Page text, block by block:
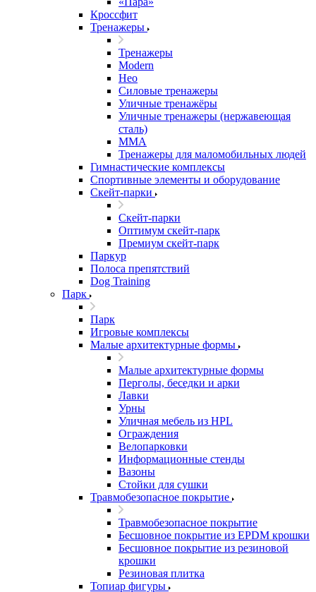
Кроссфит
Тренажеры
Тренажеры
Modern
Нео
Силовые тренажеры
Уличные тренажёры
Уличные тренажеры (нержавеющая
сталь)
ММА
Тренажеры для маломобильных людей
Гимнастические комплексы
Спортивные элементы и оборудование
Скейт-парки
Скейт-парки
Оптимум скейт-парк
Премиум скейт-парк
Паркур
Полоса препятствий
Dog Training
Парк
Парк
Игровые комплексы
Малые архитектурные формы
Малые архитектурные формы
Перголы, беседки и арки
Лавки
Урны
Уличная мебель из HPL
Ограждения
Велопарковки
Информационные стенды
Вазоны
Стойки для сушки
Травмобезопасное покрытие
Травмобезопасное покрытие
Бесшовное покрытие из EPDM крошки
Бесшовное покрытие из резиновой
крошки
Резиновая плитка
Топиар фигуры